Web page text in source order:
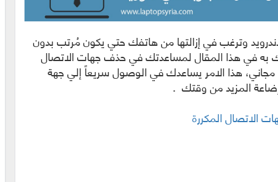
وترغب في إزالتها من هاتفك حتي يكون مُرتب بدون
به في هذا المقال لمساعدتك في حذف جهات الاتصال
هذا الامر يساعدك في الوصول سريعاً إلي جهة
المزيد من وقتك .